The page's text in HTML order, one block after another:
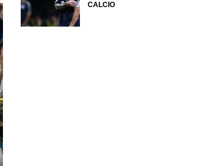
CALCIO